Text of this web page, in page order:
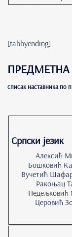
[tabbyending]
ПРЕДМЕТНА
списак наставника по
Српски језик
Алексић
Бошковић
Вучетић
Ракоњац
Недељковић
Церовић